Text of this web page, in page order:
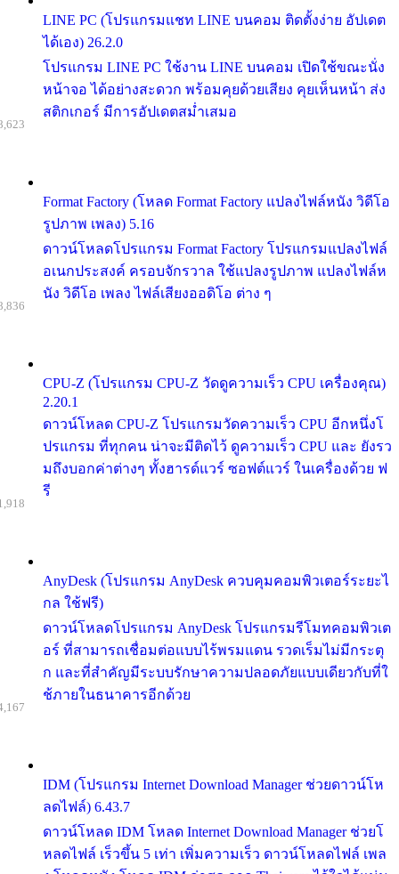
LINE PC (โปรแกรมแชท LINE บนคอม ติดตั้งง่าย อัปเดต
ได้เอง) 26.2.0
โปรแกรม LINE PC ใช้งาน LINE บนคอม เปิดใช้ขณะนั่ง
หน้าจอ ได้อย่างสะดวก พร้อมคุยด้วยเสียง คุยเห็นหน้า ส่ง
สติกเกอร์ มีการอัปเดตสม่ำเสมอ
Format Factory (โหลด Format Factory แปลงไฟล์หนัง วิดีโอ
รูปภาพ เพลง) 5.16
ดาวน์โหลดโปรแกรม Format Factory โปรแกรมแปลงไฟล์
อเนกประสงค์ ครอบจักรวาล ใช้แปลงรูปภาพ แปลงไฟล์ห
นัง วิดีโอ เพลง ไฟล์เสียงออดิโอ ต่าง ๆ
CPU-Z (โปรแกรม CPU-Z วัดดูความเร็ว CPU เครื่องคุณ)
2.20.1
ดาวน์โหลด CPU-Z โปรแกรมวัดความเร็ว CPU อีกหนึ่งโ
ปรแกรม ที่ทุกคน น่าจะมีติดไว้ ดูความเร็ว CPU และ ยังรว
มถึงบอกค่าต่างๆ ทั้งฮารด์แวร์ ซอฟต์แวร์ ในเครื่องด้วย ฟ
รี
AnyDesk (โปรแกรม AnyDesk ควบคุมคอมพิวเตอร์ระยะไ
กล ใช้ฟรี)
ดาวน์โหลดโปรแกรม AnyDesk โปรแกรมรีโมทคอมพิวเต
อร์ ที่สามารถเชื่อมต่อแบบไร้พรมแดน รวดเร็มไม่มีกระตุ
ก และที่สำคัญมีระบบรักษาความปลอดภัยแบบเดียวกับที่ใ
ช้ภายในธนาคารอีกด้วย
IDM (โปรแกรม Internet Download Manager ช่วยดาวน์โห
ลดไฟล์) 6.43.7
ดาวน์โหลด IDM โหลด Internet Download Manager ช่วยโ
หลดไฟล์ เร็วขึ้น 5 เท่า เพิ่มความเร็ว ดาวน์โหลดไฟล์ เพล